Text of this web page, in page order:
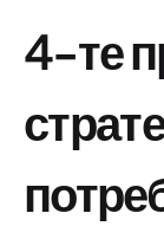
4-те